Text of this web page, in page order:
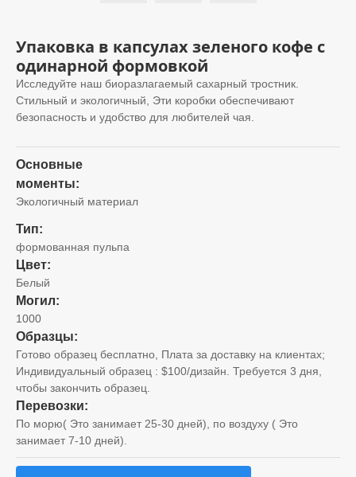
Упаковка в капсулах зеленого кофе с
одинарной формовкой
Исследуйте наш биоразлагаемый сахарный тростник.
Стильный и экологичный, Эти коробки обеспечивают
безопасность и удобство для любителей чая.
Основные
моменты:
Экологичный материал
Тип:
формованная пульпа
Цвет:
Белый
Могил:
1000
Образцы:
Готово образец бесплатно, Плата за доставку на клиентах;
Индивидуальный образец : $100/дизайн. Требуется 3 дня,
чтобы закончить образец.
Перевозки:
По морю( Это занимает 25-30 дней), по воздуху ( Это
занимает 7-10 дней).